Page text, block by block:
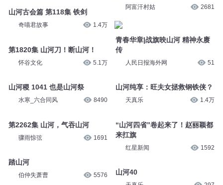
山河古会篇 第118集 铁剑
奇喵君故事 1.4万
第1820集 山河刀！断山河！
怀谷文化 5.1万
山河稷 1041 也是山河祭
水寒_六合同风 8490
第2262集 山河，气吞山河
骤雨惊弦 1691
踏山河
伯仲失萧曹 5576
阿富汗村姑 2681
青春华章|战旗映山河 精神永赓
传
人民日报海外网 51
山河纯享：旺夫女拯救钢铁侠？
天真乐 1.4万
“山河四省”卷起来了！赵丽颖都
来扛旗
红星新闻 1592
山河40